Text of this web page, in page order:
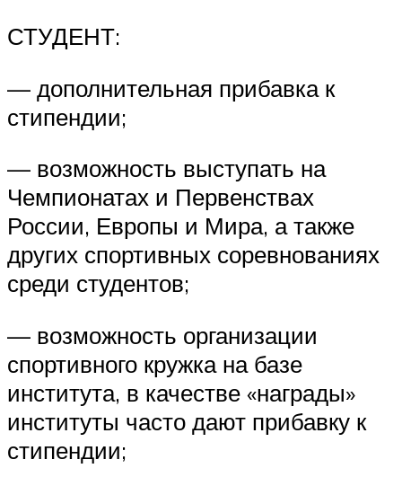
СТУДЕНТ:
— дополнительная прибавка к
стипендии;
— возможность выступать на
Чемпионатах и Первенствах
России, Европы и Мира, а также
других спортивных соревнованиях
среди студентов;
— возможность организации
спортивного кружка на базе
института, в качестве «награды»
институты часто дают прибавку к
стипендии;